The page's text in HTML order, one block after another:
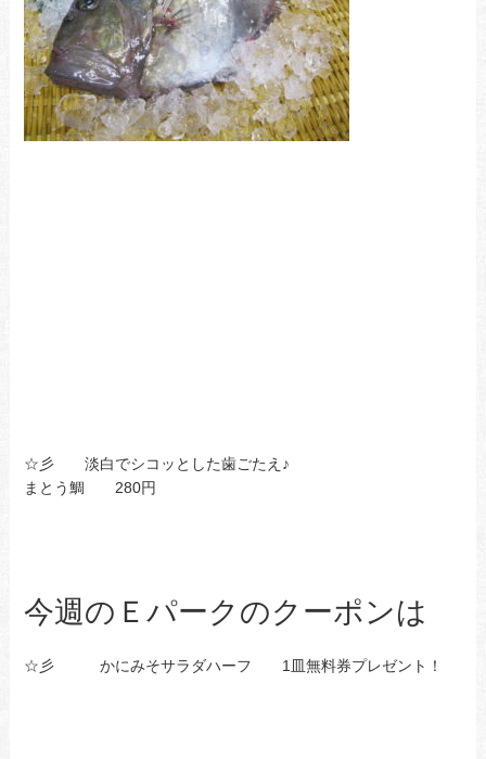
☆彡 淡白でシコッとした歯ごたえ♪
まとう鯛 280円
今週のＥパークのクーポンは
☆彡 かにみそサラダハーフ 1皿無料券プレゼント！